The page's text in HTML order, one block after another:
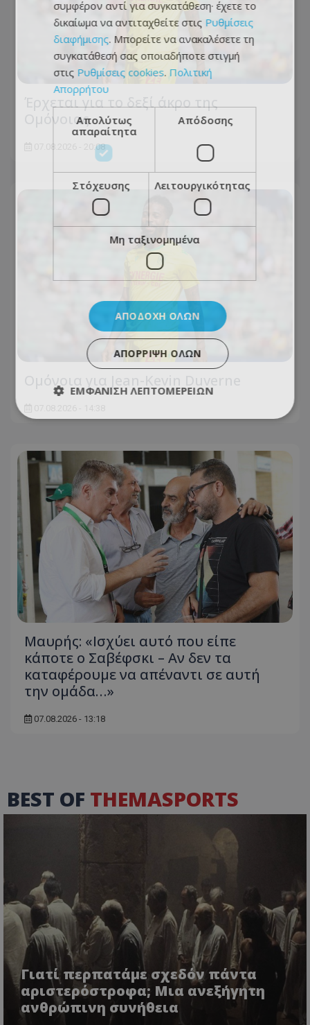
Έρχεται για το δεξί άκρο της
Ομόνοιας
07.08.2026 - 20:08
Μαυρής: «Ισχύει αυτό που είπε
κάποτε ο Σαβέφσκι – Αν δεν τα
καταφέρουμε να απέναντι σε αυτή
την ομάδα…»
07.08.2026 - 13:18
BEST OF THEMASPORTS
Γιατί περπατάμε σχεδόν πάντα
αριστερόστροφα; Μια ανεξήγητη
ανθρώπινη συνήθεια
συμφέρον αντί για συγκατάθεση· έχετε το
δικαίωμα να αντιταχθείτε στις Ρυθμίσεις
διαφήμισης. Μπορείτε να ανακαλέσετε τη
συγκατάθεσή σας οποιαδήποτε στιγμή
στις Ρυθμίσεις cookies. Πολιτική
Απορρήτου
Απολύτως
απαραίτητα
Απόδοσης
Στόχευσης Λειτουργικότητας
Μη ταξινομημένα
ΑΠΟΔΟΧΉ ΌΛΩΝ
ΑΠΌΡΡΙΨΗ ΌΛΩΝ
ΕΜΦΆΝΙΣΗ ΛΕΠΤΟΜΕΡΕΙΏΝ